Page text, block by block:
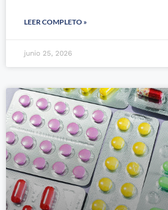
LEER COMPLETO »
junio 25, 2026